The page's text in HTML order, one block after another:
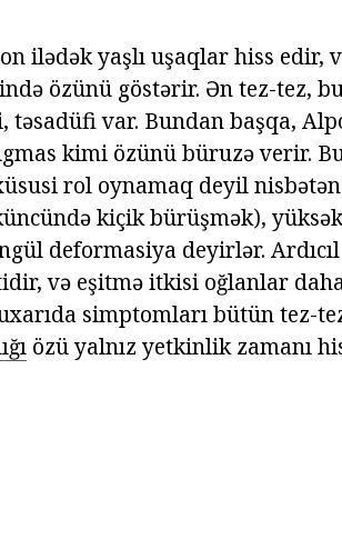
ilədək yaşlı uşaqlar hiss edir,
özünü göstərir. Ən tez-tez,
təsadüfi var. Bundan başqa,
kimi özünü büruzə verir.
rol oynamaq deyil
kiçik bürüşmək),
deformasiya deyirlər. Ardıcıl
və eşitmə itkisi oğlanlar
simptomları bütün tez-
özü yalnız yetkinlik zamanı